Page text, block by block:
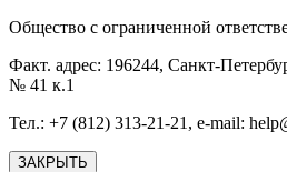
Общество с ограниченной
Факт. адрес: 196244, Санкт-
№ 41 к.1
Тел.: +7 (812) 313-21-21, e-mail:
ЗАКРЫТЬ